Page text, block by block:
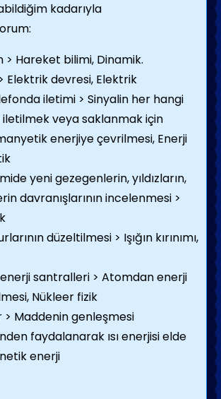
kadarıyla
> Hareket bilimi, Dinamik.
Elektrik devresi, Elektrik
iletimi > Sinyalin her hangi
iletilmek veya saklanmak için
enerjiye çevrilmesi, Enerji
yeni gezegenlerin, yıldızların,
davranışlarının incelenmesi >
düzeltilmesi > Işığın kırınımı,
santralleri > Atomdan enerji
Nükleer fizik
> Maddenin genleşmesi
faydalanarak ısı enerjisi elde
enerji